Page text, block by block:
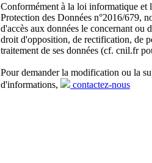
Conformément à la loi informatique et
Protection des Données n°2016/679,
d'accès aux données le concernant ou
droit d'opposition, de rectification, de
traitement de ses données (cf. cnil.fr
Pour demander la modification ou la
d'informations,
contactez-nous